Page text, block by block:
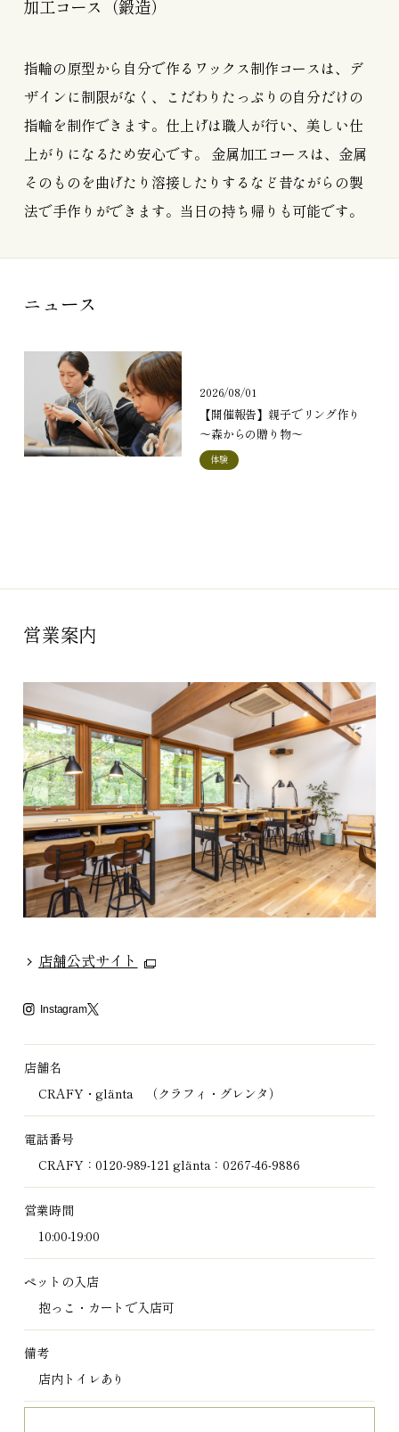
加工コース（鍛造）
指輪の原型から自分で作るワックス制作コースは、デ
ザインに制限がなく、こだわりたっぷりの自分だけの
指輪を制作できます。仕上げは職人が行い、美しい仕
上がりになるため安心です。 金属加工コースは、金属
そのものを曲げたり溶接したりするなど昔ながらの製
法で手作りができます。当日の持ち帰りも可能です。
ニュース
2026/08/01
【開催報告】親子でリング作り
～森からの贈り物～
体験
営業案内
店舗公式サイト
Instagram
店舗名
CRAFY・glänta （クラフィ・グレンタ）
電話番号
CRAFY：0120-989-121 glänta：0267-46-9886
営業時間
10:00-19:00
ペットの入店
抱っこ・カートで入店可
備考
店内トイレあり